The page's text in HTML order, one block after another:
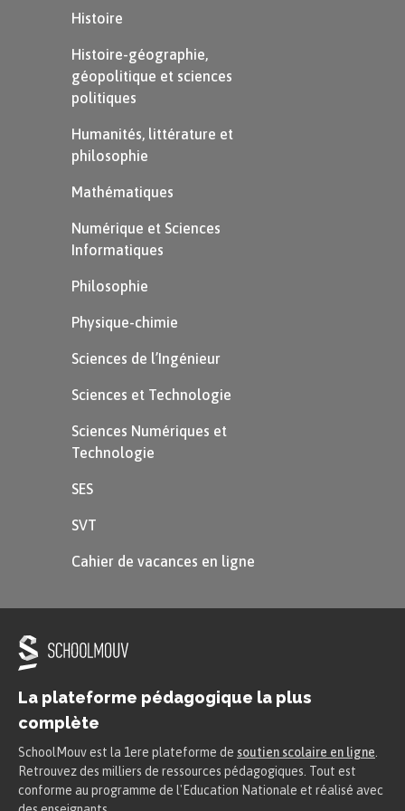
Enfin, si simultanément la masse et la vitesse de
À retenir
Un objet ayant une masse ou une
mouvement importante et
L’énergie thermique
à la température : plus la température
d’un objet est grande plus l’énergie
thermique de l’objet est grande.
De l’énergie thermique est libérée d’un objet à
Histoire
Histoire-géographie,
géopolitique et sciences
politiques
Humanités, littérature et
philosophie
Mathématiques
Numérique et Sciences
Informatiques
Philosophie
Physique-chimie
Sciences de l’Ingénieur
Sciences et Technologie
Sciences Numériques et
Technologie
SES
SVT
Cahier de vacances en ligne
La plateforme pédagogique la plus
complète
SchoolMouv est la 1ere plateforme de soutien scolaire en ligne
Retrouvez des milliers de ressources pédagogiques. Tout est
conforme au programme de l'Education Nationale et réalisé avec